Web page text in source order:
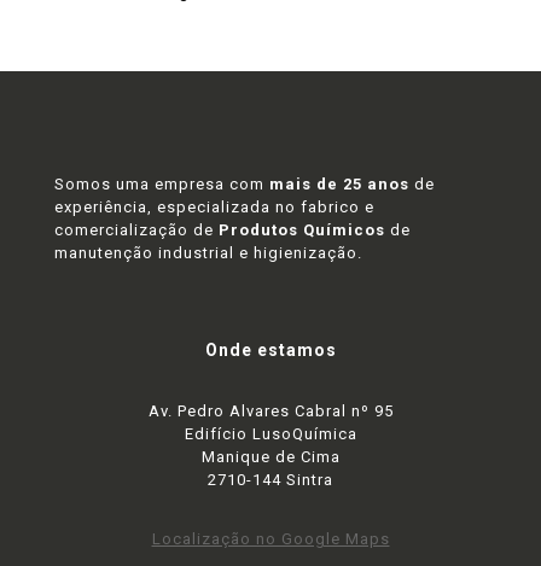
Somos uma empresa com mais de 25 anos de
experiência, especializada no fabrico e
comercialização de Produtos Químicos de
manutenção industrial e higienização.
Onde estamos
Av. Pedro Alvares Cabral nº 95
Edifício LusoQuímica
Manique de Cima
2710-144 Sintra
Localização no Google Maps